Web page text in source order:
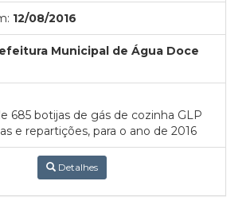
12/08/2016
Municipal de Água Doce
685 botijas de gás de cozinha GLP
e repartições, para o ano de 2016
Detalhes